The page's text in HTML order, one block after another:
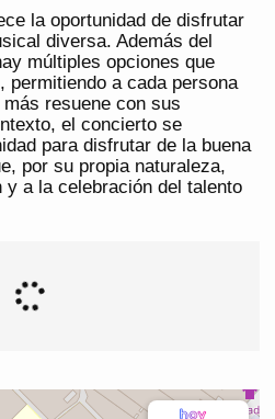
la oportunidad de disfrutar
diversa. Además del
múltiples opciones que
permitiendo a cada persona
resuene con sus
el concierto se
para disfrutar de la buena
por su propia naturaleza,
a la celebración del talento